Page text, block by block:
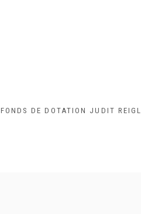
FONDS DE DOTATION JUDIT REIGL